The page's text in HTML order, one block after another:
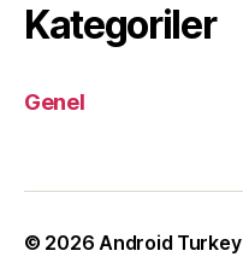
Kategoriler
Genel
© 2026Android Turkey